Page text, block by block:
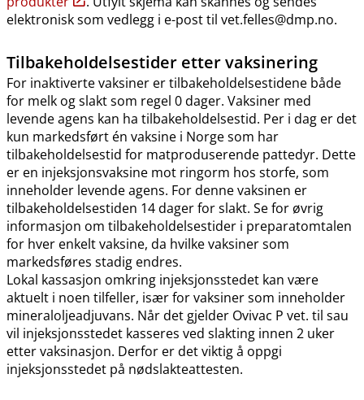
elektronisk som vedlegg i e-post til vet.felles@dmp.no.
Tilbakeholdelsestider etter vaksinering
For inaktiverte vaksiner er tilbakeholdelsestidene både
for melk og slakt som regel 0 dager. Vaksiner med
levende agens kan ha tilbakeholdelsestid. Per i dag er det
kun markedsført én vaksine i Norge som har
tilbakeholdelsestid for matproduserende pattedyr. Dette
er en injeksjonsvaksine mot ringorm hos storfe, som
inneholder levende agens. For denne vaksinen er
tilbakeholdelsestiden 14 dager for slakt. Se for øvrig
informasjon om tilbakeholdelsestider i preparatomtalen
for hver enkelt vaksine, da hvilke vaksiner som
markedsføres stadig endres.
Lokal kassasjon omkring injeksjonsstedet kan være
aktuelt i noen tilfeller, især for vaksiner som inneholder
mineraloljeadjuvans. Når det gjelder Ovivac P vet. til sau
vil injeksjonsstedet kasseres ved slakting innen 2 uker
etter vaksinasjon. Derfor er det viktig å oppgi
injeksjonsstedet på nødslakteattesten.